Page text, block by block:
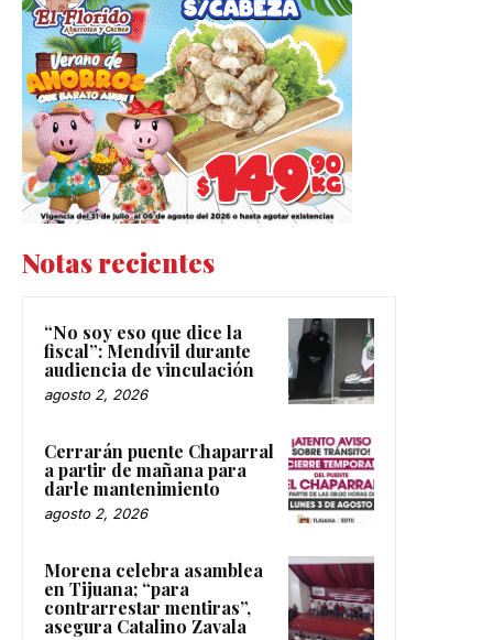
Notas recientes
“No soy eso que dice la
fiscal”: Mendívil durante
audiencia de vinculación
agosto 2, 2026
Cerrarán puente Chaparral
a partir de mañana para
darle mantenimiento
agosto 2, 2026
Morena celebra asamblea
en Tijuana; “para
contrarrestar mentiras”,
asegura Catalino Zavala